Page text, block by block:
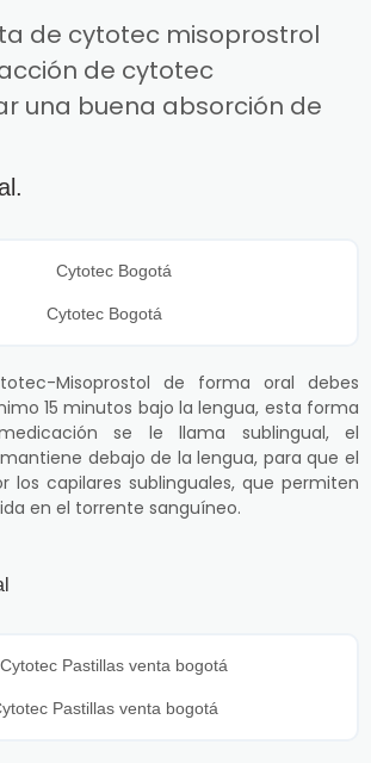
de cytotec misoprostrol
de cytotec
una buena absorción de
Cytotec Bogotá
Misoprostol de forma oral debes
15 minutos bajo la lengua, esta forma
se le llama sublingual, el
debajo de la lengua, para que el
los capilares sublinguales, que permiten
en el torrente sanguíneo.
Pastillas venta bogotá